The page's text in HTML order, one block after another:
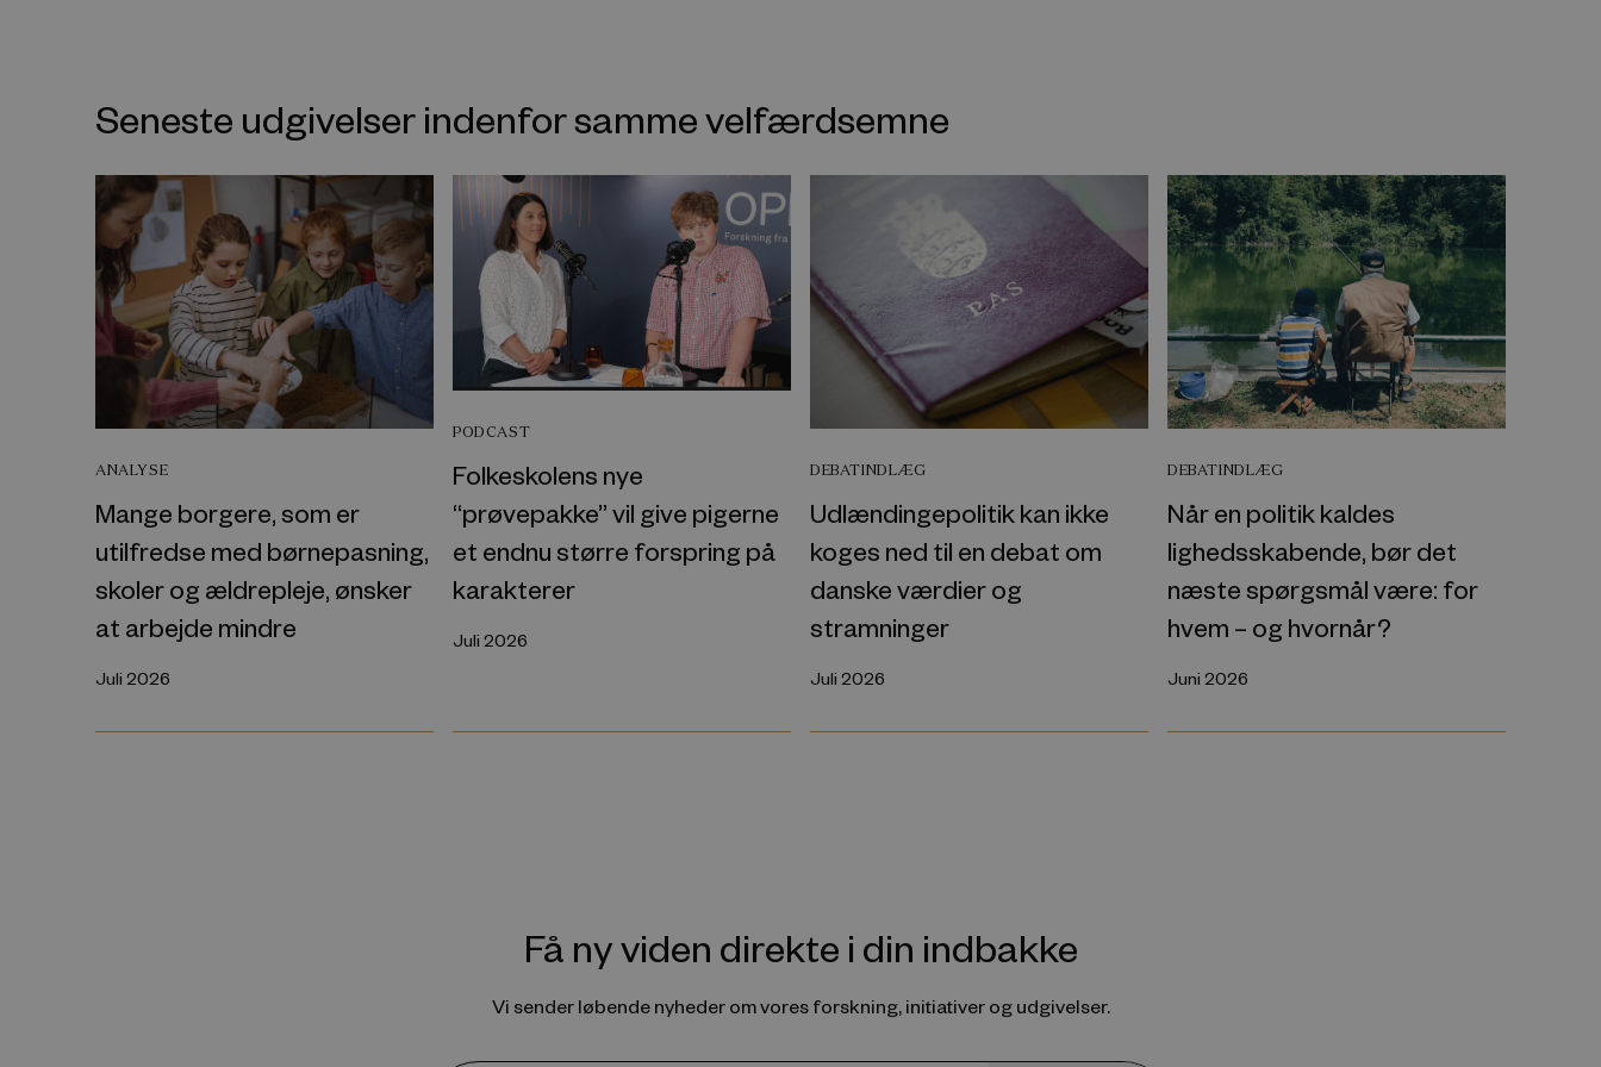
Seneste udgivelser indenfor samme velfærdsemne
ANALYSE
Mange borgere, som er
utilfredse med børnepasning,
skoler og ældrepleje, ønsker
at arbejde mindre
Juli 2026
PODCAST
Folkeskolens nye
“prøvepakke” vil give pigerne
et endnu større forspring på
karakterer
Juli 2026
DEBATINDLÆG
Udlændingepolitik kan ikke
koges ned til en debat om
danske værdier og
stramninger
Juli 2026
DEBATINDLÆG
Når en politik kaldes
lighedsskabende, bør det
næste spørgsmål være: for
hvem – og hvornår?
Juni 2026
Få ny viden direkte i din indbakke
Vi sender løbende nyheder om vores forskning, initiativer og udgivelser.